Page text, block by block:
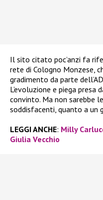
Il sito citato poc’anzi fa
rete di Cologno Monzese,
gradimento da parte dell’AD
L’evoluzione e piega presa
convinto. Ma non sarebbe
soddisfacenti, quanto a un
LEGGI ANCHE: Milly
Giulia Vecchio